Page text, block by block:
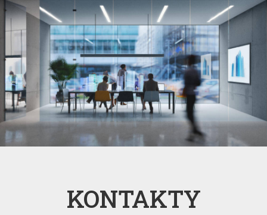
KONTAKTY